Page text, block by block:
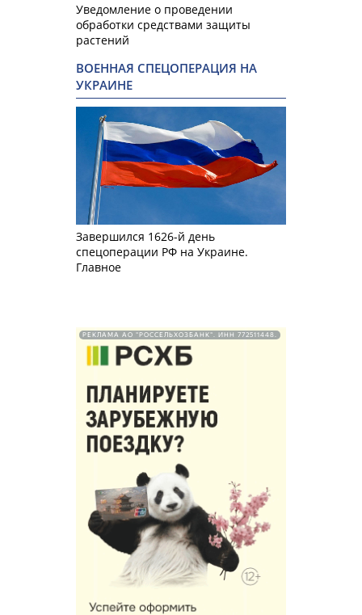
Уведомление о проведении
обработки средствами защиты
растений
ВОЕННАЯ СПЕЦОПЕРАЦИЯ НА
УКРАИНЕ
Завершился 1626-й день
спецоперации РФ на Украине.
Главное
РЕКЛАМА АО "РОССЕЛЬХОЗБАНК". ИНН 772511448.